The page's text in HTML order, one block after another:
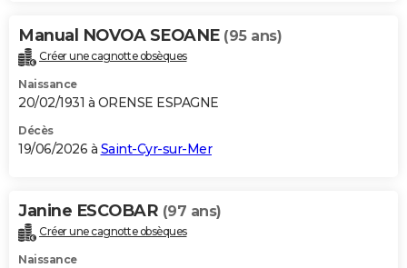
Manual NOVOA SEOANE (95 ans)
Créer une cagnotte obsèques
Naissance
20/02/1931 à ORENSE ESPAGNE
Décès
19/06/2026 à Saint-Cyr-sur-Mer
Janine ESCOBAR (97 ans)
Créer une cagnotte obsèques
Naissance